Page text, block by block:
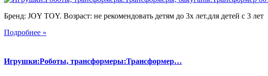
Бренд: JOY TOY. Возраст: не рекомендовать детям до 3х лет.для детей с 3 лет
Подробнее »
Игрушки:Роботы, трансформеры:Трансформер…